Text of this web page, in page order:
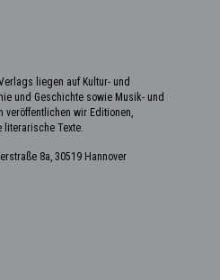
liegen auf Kultur- und
und Geschichte sowie Musik- und
wir Editionen,
Texte.
8a, 30519 Hannover